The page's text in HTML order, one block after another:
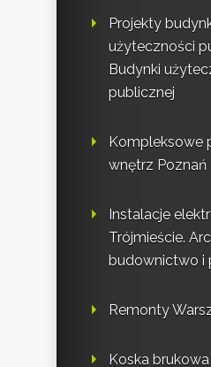
Projekty
użyteczności
Budynki
publicznej
Kompleksowe
wnętrz Poznań
Instalacje
Trójmieście.
budownictwo i
Remonty
Koska brukowa